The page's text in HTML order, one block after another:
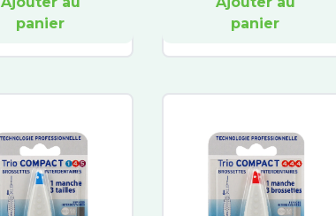
panier
panier